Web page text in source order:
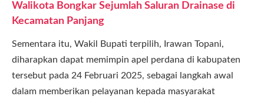
Walikota Bongkar Sejumlah Saluran Drainase di
Kecamatan Panjang
Sementara itu, Wakil Bupati terpilih, Irawan Topani,
diharapkan dapat memimpin apel perdana di kabupaten
tersebut pada 24 Februari 2025, sebagai langkah awal
dalam memberikan pelayanan kepada masyarakat